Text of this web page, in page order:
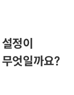
정이
엇일까요?